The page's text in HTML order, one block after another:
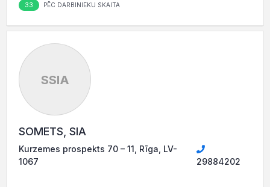
33 PĒC DARBINIEKU SKAITA
SSIA
SOMETS, SIA
Kurzemes prospekts 70 – 11, Rīga, LV-
1067
29884202